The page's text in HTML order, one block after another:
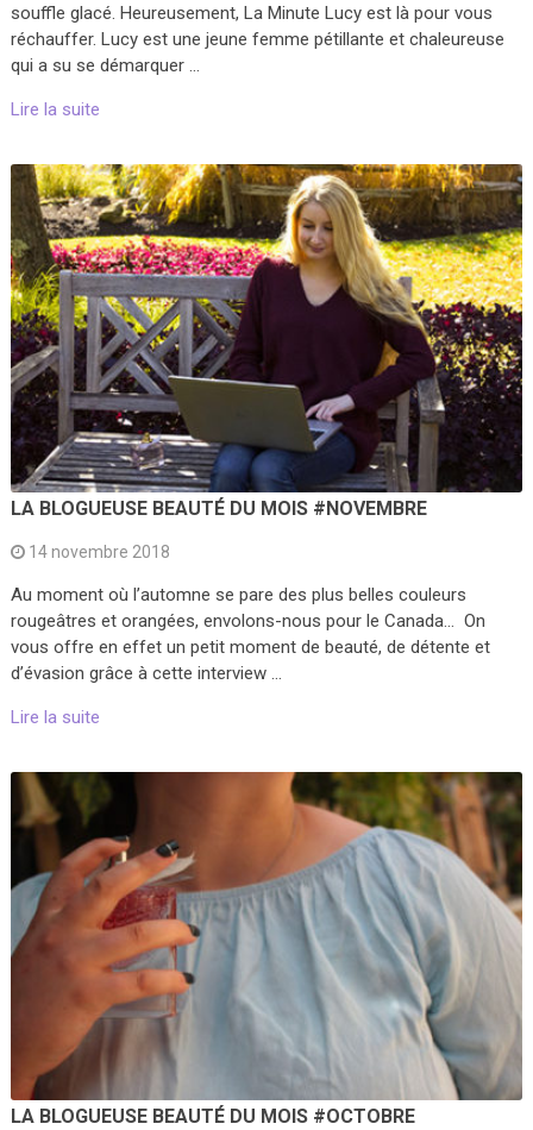
souffle glacé. Heureusement, La Minute Lucy est là pour vous
réchauffer. Lucy est une jeune femme pétillante et chaleureuse
qui a su se démarquer …
Lire la suite
LA BLOGUEUSE BEAUTÉ DU MOIS #NOVEMBRE
14 novembre 2018
Au moment où l’automne se pare des plus belles couleurs
rougeâtres et orangées, envolons-nous pour le Canada… On
vous offre en effet un petit moment de beauté, de détente et
d’évasion grâce à cette interview …
Lire la suite
LA BLOGUEUSE BEAUTÉ DU MOIS #OCTOBRE